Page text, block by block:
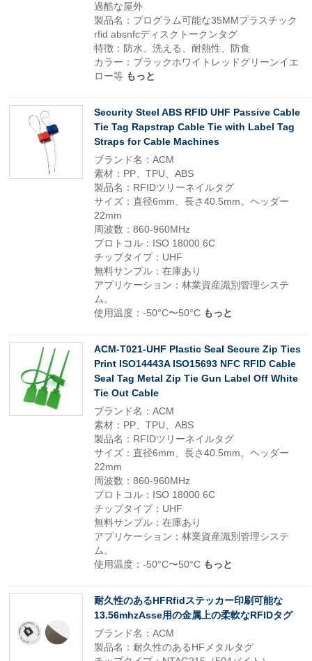
過酷な屋外
製品名：プログラム可能な35MMプラスチック
rfid absnfcディスクトークンタグ
特徴：防水、洗える、耐熱性、防食
カラー：ブラックホワイトレッドグリーンイエ
ロー等 もっと
Security Steel ABS RFID UHF Passive Cable
Tie Tag Rapstrap Cable Tie with Label Tag
Straps for Cable Machines
ブランド名：ACM
素材：PP、TPU、ABS
製品名：RFIDツリーネイルタグ
サイズ：直径6mm、長さ40.5mm。ヘッダー
22mm
周波数：860-960MHz
プロトコル：ISO 18000 6C
チップタイプ：UHF
無料サンプル：在庫あり
アプリケーション：林業資産識別管理システ
ム。
使用温度：-50°C〜50°C もっと
ACM-T021-UHF Plastic Seal Secure Zip Ties
Print ISO14443A ISO15693 NFC RFID Cable
Seal Tag Metal Zip Tie Gun Label Off White
Tie Out Cable
ブランド名：ACM
素材：PP、TPU、ABS
製品名：RFIDツリーネイルタグ
サイズ：直径6mm、長さ40.5mm。ヘッダー
22mm
周波数：860-960MHz
プロトコル：ISO 18000 6C
チップタイプ：UHF
無料サンプル：在庫あり
アプリケーション：林業資産識別管理システ
ム。
使用温度：-50°C〜50°C もっと
耐久性のあるHFRfidステッカー印刷可能な
13.56mhzAsse用の金属上の柔軟なRFIDタグ
ブランド名：ACM
製品名：耐久性のあるHFメタルタグ